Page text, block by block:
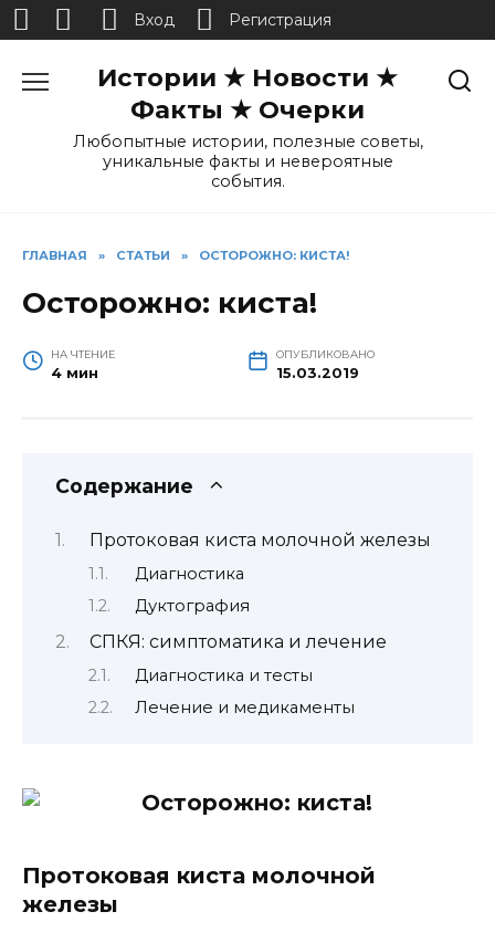
Истории ★ Новости ★
Факты ★ Очерки
Любопытные истории, полезные советы,
уникальные факты и невероятные
события.
ГЛАВНАЯ » СТАТЬИ » ОСТОРОЖНО: КИСТА!
Осторожно: киста!
НА ЧТЕНИЕ
4 мин
ОПУБЛИКОВАНО
15.03.2019
Содержание
Протоковая киста молочной железы
Диагностика
Дуктография
СПКЯ: симптоматика и лечение
Диагностика и тесты
Лечение и медикаменты
Протоковая киста молочной
железы
Вход Регистрация